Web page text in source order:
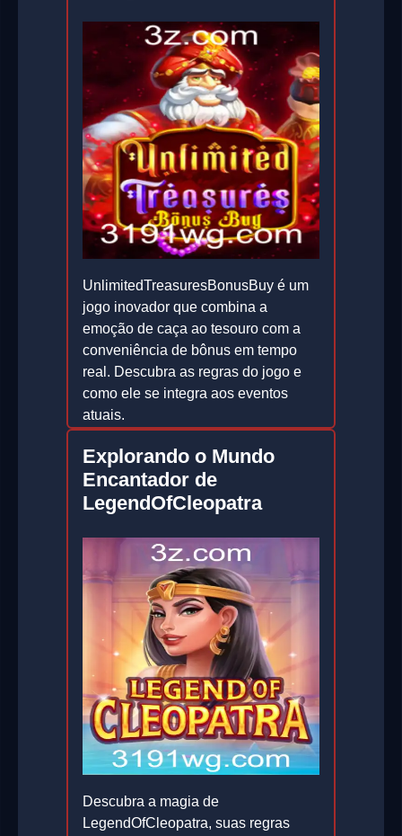
UnlimitedTreasuresBonusBuy é um
jogo inovador que combina a
emoção de caça ao tesouro com a
conveniência de bônus em tempo
real. Descubra as regras do jogo e
como ele se integra aos eventos
atuais.
2026-05-07
Explorando o Mundo
Encantador de
LegendOfCleopatra
Descubra a magia de
LegendOfCleopatra, suas regras